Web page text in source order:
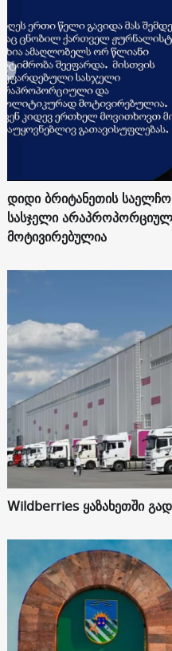
დიდი ბრიტანეთის
სასჯელი
მოტივირებულია
Wildberries ყაზახეთში